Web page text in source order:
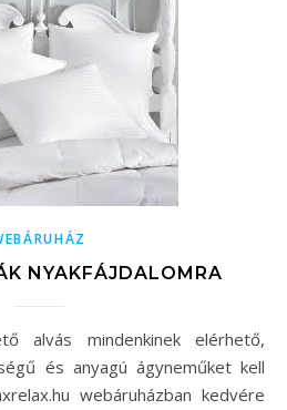
NYAKFÁJDALOMRA
és anyagú ágyneműket kell
webáruházban kedvére